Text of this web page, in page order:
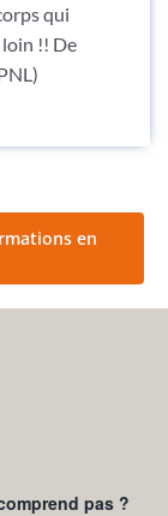
qui
loin !! De
en
pas ?